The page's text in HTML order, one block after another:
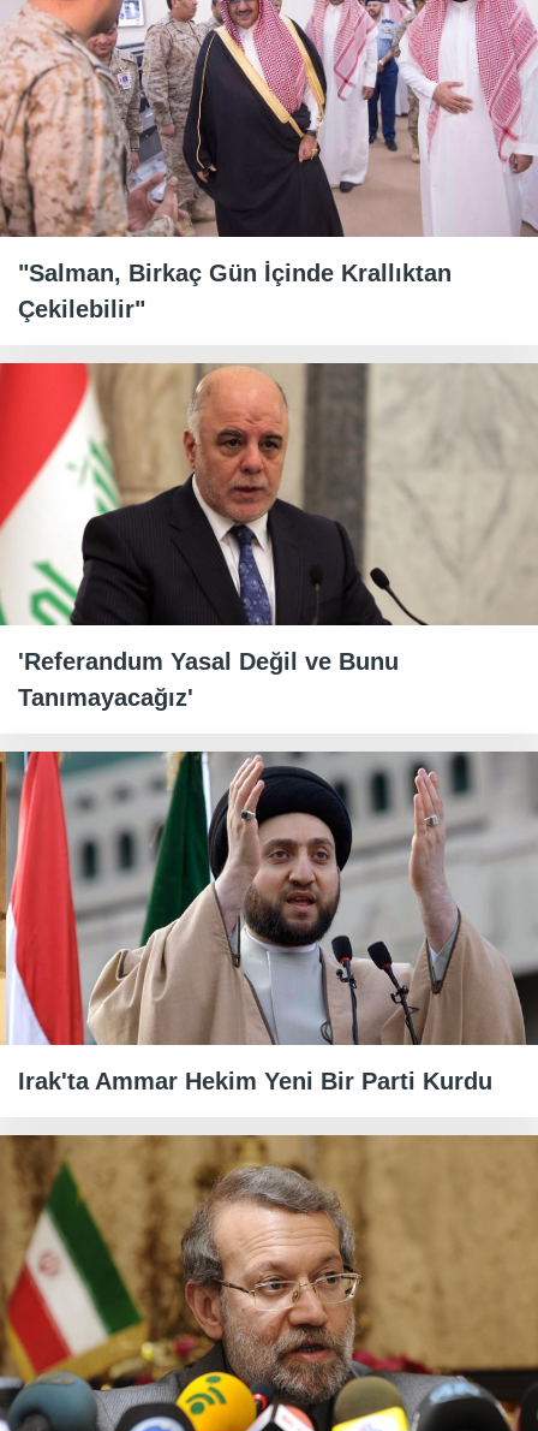
"Salman, Birkaç Gün İçinde Krallıktan
Çekilebilir"
'Referandum Yasal Değil ve Bunu
Tanımayacağız'
Irak'ta Ammar Hekim Yeni Bir Parti Kurdu